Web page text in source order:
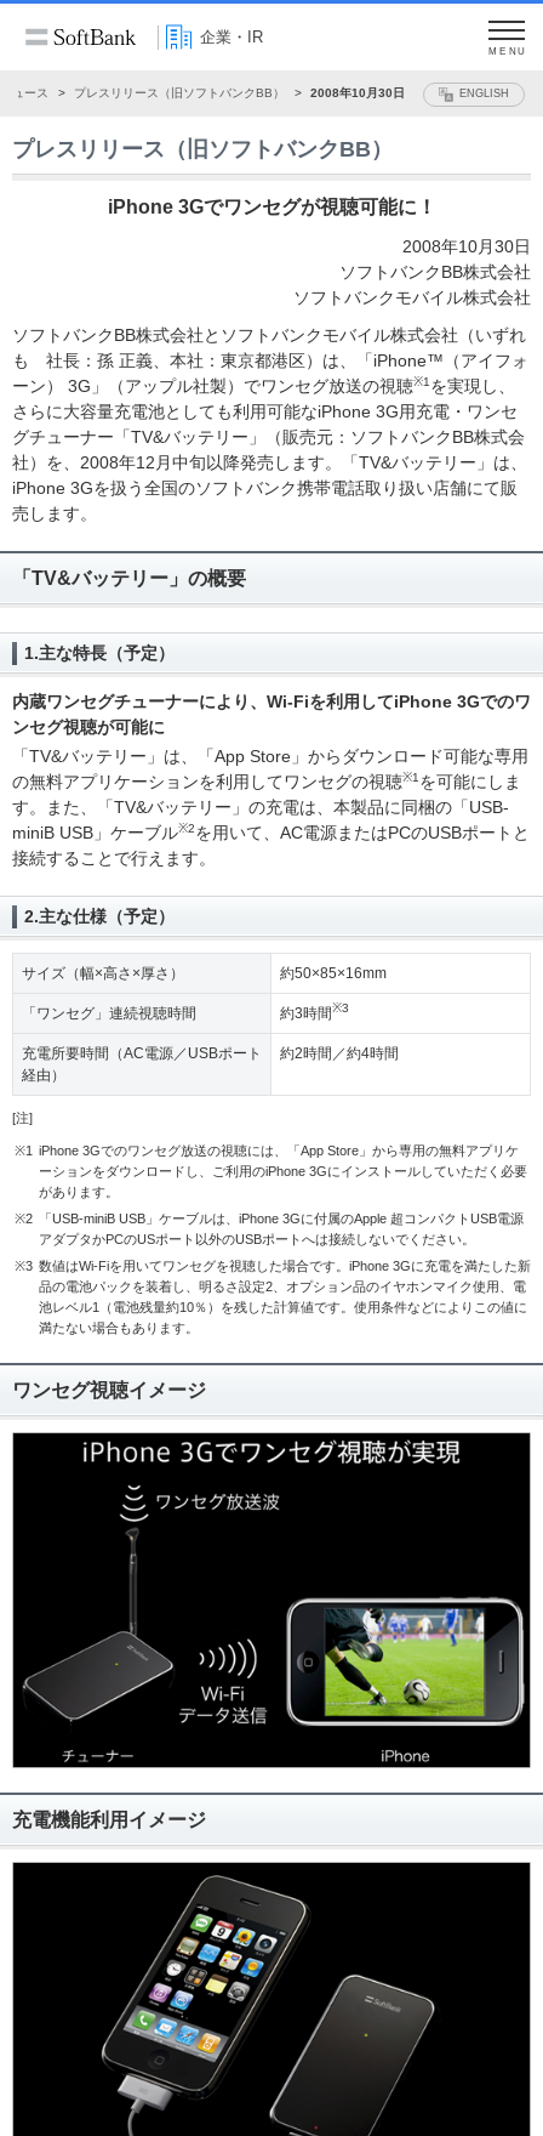
企業・IR
MENU
ニュース プレスリリース（旧ソフトバンクBB） 2008年10月30日 ENGLISH
プレスリリース（旧ソフトバンクBB）
iPhone 3Gでワンセグが視聴可能に！
2008年10月30日
ソフトバンクBB株式会社
ソフトバンクモバイル株式会社
ソフトバンクBB株式会社とソフトバンクモバイル株式会社（いずれ
も 社長：孫 正義、本社：東京都港区）は、「iPhone™（アイフォ
ーン） 3G」（アップル社製）でワンセグ放送の視聴※1 を実現し、
さらに大容量充電池としても利用可能なiPhone 3G用充電・ワンセ
グチューナー「TV&バッテリー」（販売元：ソフトバンクBB株式会
社）を、2008年12月中旬以降発売します。「TV&バッテリー」は、
iPhone 3Gを扱う全国のソフトバンク携帯電話取り扱い店舗にて販
売します。
「TV&バッテリー」の概要
1.主な特長（予定）
内蔵ワンセグチューナーにより、Wi-Fiを利用してiPhone 3Gでのワ
ンセグ視聴が可能に
「TV&バッテリー」は、「App Store」からダウンロード可能な専用
の無料アプリケーションを利用してワンセグの視聴※1 を可能にしま
す。また、「TV&バッテリー」の充電は、本製品に同梱の「USB-
miniB USB」ケーブル※2を用いて、AC電源またはPCのUSBポートと
接続することで行えます。
2.主な仕様（予定）
サイズ（幅×高さ×厚さ） 約50×85×16mm
「ワンセグ」連続視聴時間 約3時間※3
充電所要時間（AC電源／USBポート
経由）
約2時間／約4時間
[注]
※1 iPhone 3Gでのワンセグ放送の視聴には、「App Store」から専用の無料アプリケ
ーションをダウンロードし、ご利用のiPhone 3Gにインストールしていただく必要
があります。
※2
「USB-miniB USB」ケーブルは、iPhone 3Gに付属のApple 超コンパクトUSB電源
アダプタかPCのUSポート以外のUSBポートへは接続しないでください。
※3 数値はWi-Fiを用いてワンセグを視聴した場合です。iPhone 3Gに充電を満たした新
品の電池パックを装着し、明るさ設定2、オプション品のイヤホンマイク使用、電
池レベル1（電池残量約10％）を残した計算値です。使用条件などによりこの値に
満たない場合もあります。
ワンセグ視聴イメージ
充電機能利用イメージ